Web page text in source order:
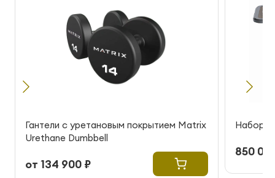
Гантели с уретановым покрытием Matrix
Urethane Dumbbell
от 134 900 ₽
Набор
850